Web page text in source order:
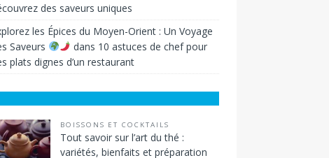
des saveurs uniques
les Épices du Moyen-Orient : Un Voyage
Saveurs
dans 10 astuces de chef pour
plats dignes d’un restaurant
BOISSONS ET COCKTAILS
Tout savoir sur l’art du thé :
variétés, bienfaits et préparation